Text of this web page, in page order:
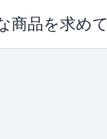
商品を求めて